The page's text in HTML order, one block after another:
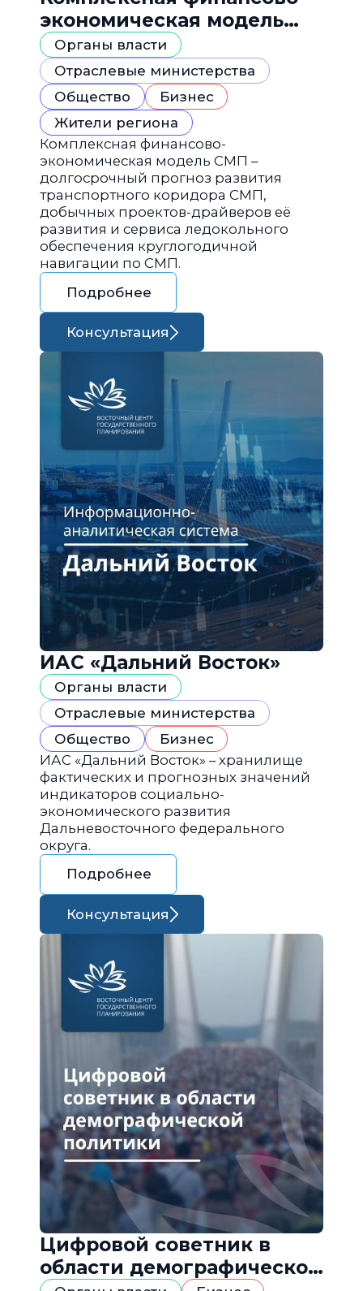
экономическая модель
«Северный морской путь»
Органы власти
Отраслевые министерства
Общество
Бизнес
Жители региона
Комплексная финансово-
экономическая модель СМП –
долгосрочный прогноз развития
транспортного коридора СМП,
добычных проектов-драйверов её
развития и сервиса ледокольного
обеспечения круглогодичной
навигации по СМП.
Подробнее
Консультация
ИАС «Дальний Восток»
Органы власти
Отраслевые министерства
Общество
Бизнес
ИАС «Дальний Восток» – хранилище
фактических и прогнозных значений
индикаторов социально-
экономического развития
Дальневосточного федерального
округа.
Подробнее
Консультация
Цифровой советник в
области демографической